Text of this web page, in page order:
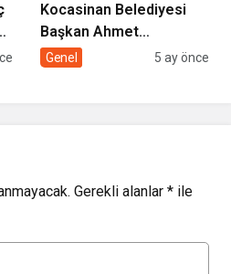
Kocasinan Belediyesi
Başkan Ahmet
Çolakbayrakdar ile
Genel 5 ay önce
Gerekli alanlar * ile